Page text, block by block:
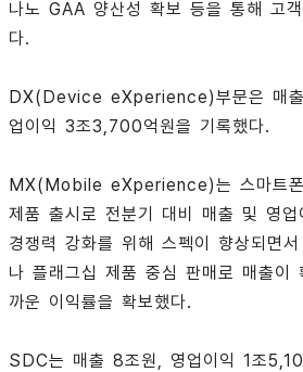
나노 GAA 양산성 확보 등을 통해 고
다.
DX(Device eXperience)부문은 매
업이익 3조3,700억원을 기록했다.
MX(Mobile eXperience)는 스마트폰
제품 출시로 전분기 대비 매출 및 영업
경쟁력 강화를 위해 스펙이 향상되면
나 플래그십 제품 중심 판매로 매출이
까운 이익률을 확보했다.
SDC는 매출 8조원, 영업이익 1조